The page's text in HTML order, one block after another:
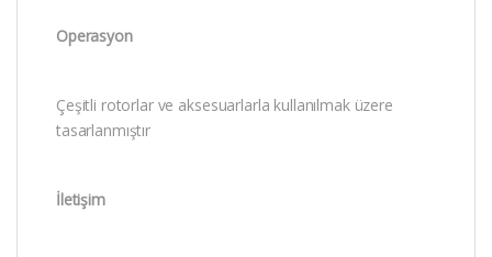
Operasyon
Çeşitli rotorlar ve aksesuarlarla kullanılmak üzere
tasarlanmıştır
İletişim